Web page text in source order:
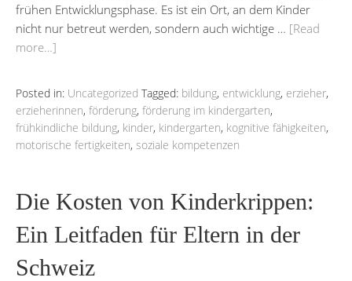
frühen Entwicklungsphase. Es ist ein Ort, an dem Kinder
nicht nur betreut werden, sondern auch wichtige … [Read
more…]
Posted in: Uncategorized Tagged: bildung, entwicklung, erzieher,
erzieherinnen, förderung, förderung im kindergarten,
frühkindliche bildung, kinder, kindergarten, kognitive fähigkeiten,
motorische fertigkeiten, soziale kompetenzen
Die Kosten von Kinderkrippen:
Ein Leitfaden für Eltern in der
Schweiz